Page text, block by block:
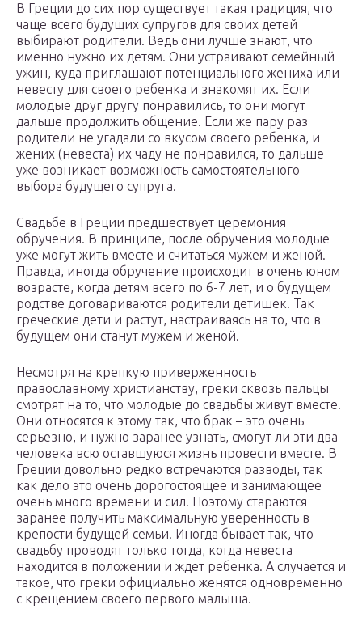
В Греции до сих пор существует такая традиция, что
чаще всего будущих супругов для своих детей
выбирают родители. Ведь они лучше знают, что
именно нужно их детям. Они устраивают семейный
ужин, куда приглашают потенциального жениха или
невесту для своего ребенка и знакомят их. Если
молодые друг другу понравились, то они могут
дальше продолжить общение. Если же пару раз
родители не угадали со вкусом своего ребенка, и
жених (невеста) их чаду не понравился, то дальше
уже возникает возможность самостоятельного
выбора будущего супруга.
Свадьбе в Греции предшествует церемония
обручения. В принципе, после обручения молодые
уже могут жить вместе и считаться мужем и женой.
Правда, иногда обручение происходит в очень юном
возрасте, когда детям всего по 6-7 лет, и о будущем
родстве договариваются родители детишек. Так
греческие дети и растут, настраиваясь на то, что в
будущем они станут мужем и женой.
Несмотря на крепкую приверженность
православному христианству, греки сквозь пальцы
смотрят на то, что молодые до свадьбы живут вместе.
Они относятся к этому так, что брак – это очень
серьезно, и нужно заранее узнать, смогут ли эти два
человека всю оставшуюся жизнь провести вместе. В
Греции довольно редко встречаются разводы, так
как дело это очень дорогостоящее и занимающее
очень много времени и сил. Поэтому стараются
заранее получить максимальную уверенность в
крепости будущей семьи. Иногда бывает так, что
свадьбу проводят только тогда, когда невеста
находится в положении и ждет ребенка. А случается и
такое, что греки официально женятся одновременно
с крещением своего первого малыша.